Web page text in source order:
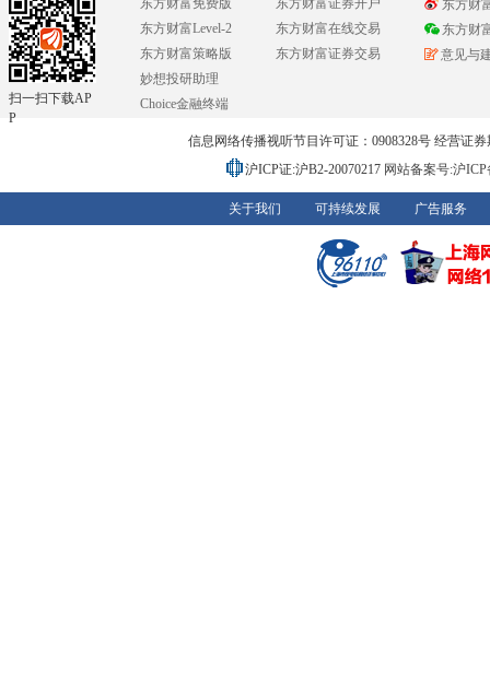
扫一扫下载AP
P
东方财富免费版
东方财富Level-2
东方财富策略版
妙想投研助理
Choice金融终端
东方财富证券开户
东方财富在线交易
东方财富证券交易
东方财
东方财
意见与
信息网络传播视听节目许可证：0908328号 经营证
沪ICP证:沪B2-20070217 网站备案号:沪
关于我们 可持续发展 广告服务